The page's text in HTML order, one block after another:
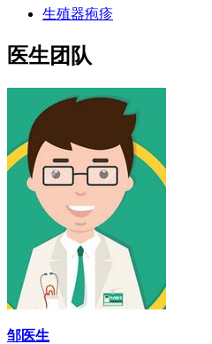
生殖器疱疹
医生团队
邹医生